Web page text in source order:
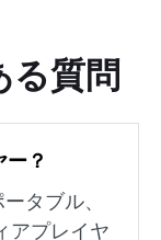
る質問
？
タブル、
アプレイヤ